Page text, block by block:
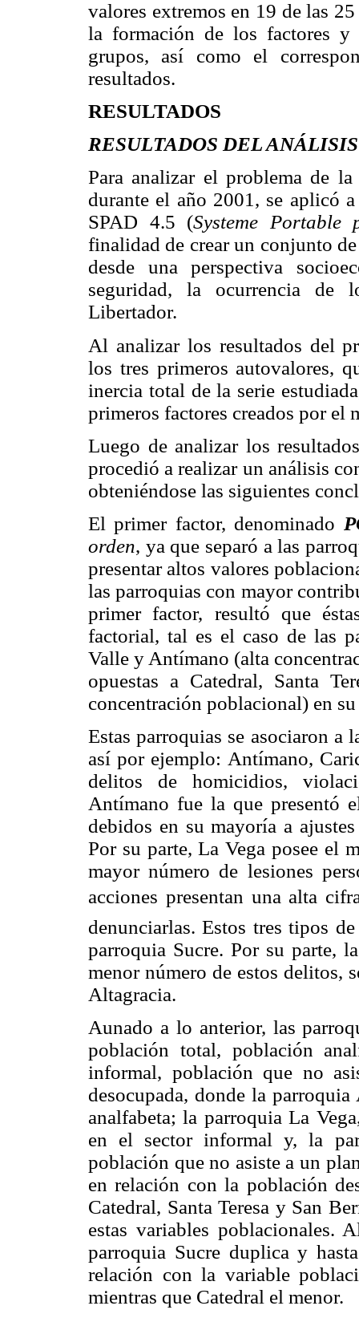
valores extremos en 19 de las
la formación de los factores
grupos, así como el
resultados.
RESULTADOS
RESULTADOS DEL
Para analizar el problema de
durante el año 2001, se aplicó
SPAD 4.5 (Systeme Portable
finalidad de crear un conjunto
desde una perspectiva
seguridad, la ocurrencia de
Libertador.
Al analizar los resultados del
los tres primeros autovalores,
inercia total de la serie
primeros factores creados por el
Luego de analizar los
procedió a realizar un análisis
obteniéndose las siguientes
El primer factor, denominado
orden, ya que separó a las
presentar altos valores
las parroquias con mayor
primer factor, resultó que
factorial, tal es el caso de las
Valle y Antímano (alta
opuestas a Catedral, Santa
concentración poblacional) en
Estas parroquias se asociaron a
así por ejemplo: Antímano,
delitos de homicidios,
Antímano fue la que presentó
debidos en su mayoría a
Por su parte, La Vega posee el
mayor número de lesiones
acciones presentan una alta
denunciarlas. Estos tres tipos
parroquia Sucre. Por su parte,
menor número de estos delitos,
Altagracia.
Aunado a lo anterior, las
población total, población
informal, población que no
desocupada, donde la
analfabeta; la parroquia La
en el sector informal y, la
población que no asiste a un
en relación con la población
Catedral, Santa Teresa y San
estas variables
parroquia Sucre duplica y
relación con la variable
mientras que Catedral el menor.